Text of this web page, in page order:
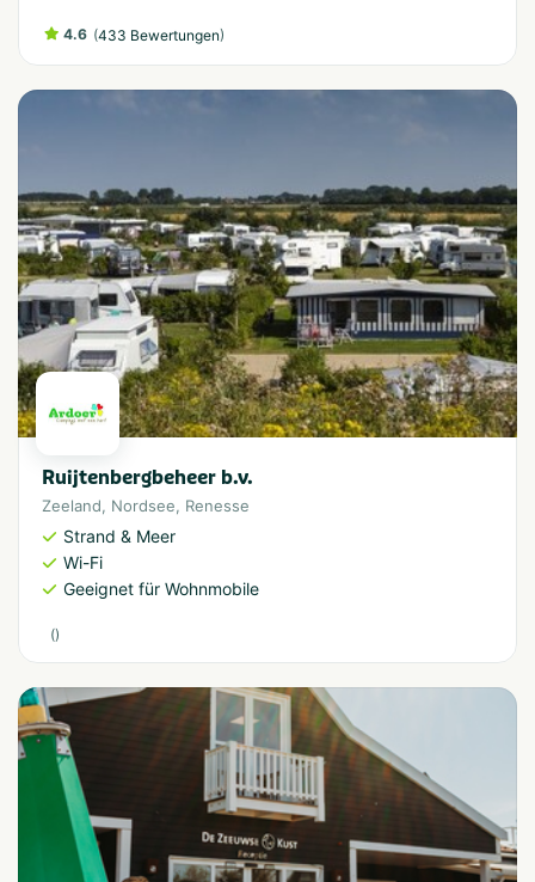
4.6 (433 Bewertungen)
Ruijtenbergbeheer b.v.
Zeeland, Nordsee, Renesse
Strand & Meer
Wi-Fi
Geeignet für Wohnmobile
()